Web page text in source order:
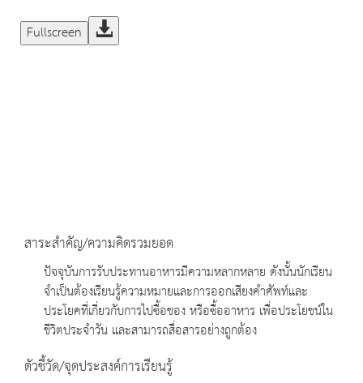
Fullscreen
สาระสำคัญ/ความคิดรวมยอด
ปัจจุบันการรับประทานอาหารมีความหลากหลาย ดังนั้นนักเรียน
จำเป็นต้องเรียนรู้ความหมายและการออกเสียงคำศัพท์และ
ประโยคที่เกี่ยวกับการไปซื้อของ หรือซื้ออาหาร เพื่อประโยชน์ใน
ชีวิตประจำวัน และสามารถสื่อสารอย่างถูกต้อง
ตัวชี้วัด/จุดประสงค์การเรียนรู้